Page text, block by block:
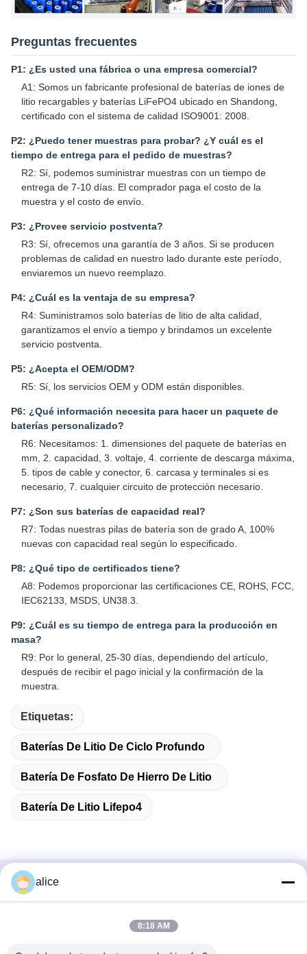
Preguntas frecuentes
P1: ¿Es usted una fábrica o una empresa comercial?
A1: Somos un fabricante profesional de baterías de iones de
litio recargables y baterías LiFePO4 ubicado en Shandong,
certificado con el sistema de calidad ISO9001: 2008.
P2: ¿Puedo tener muestras para probar? ¿Y cuál es el
tiempo de entrega para el pedido de muestras?
R2: Sí, podemos suministrar muestras con un tiempo de
entrega de 7-10 días. El comprador paga el costo de la
muestra y el costo de envío.
P3: ¿Provee servicio postventa?
R3: Sí, ofrecemos una garantía de 3 años. Si se producen
problemas de calidad en nuestro lado durante este período,
enviaremos un nuevo reemplazo.
P4: ¿Cuál es la ventaja de su empresa?
R4: Suministramos solo baterías de litio de alta calidad,
garantizamos el envío a tiempo y brindamos un excelente
servicio postventa.
P5: ¿Acepta el OEM/ODM?
R5: Sí, los servicios OEM y ODM están disponibles.
P6: ¿Qué información necesita para hacer un paquete de
baterías personalizado?
R6: Necesitamos: 1. dimensiones del paquete de baterías en
mm, 2. capacidad, 3. voltaje, 4. corriente de descarga máxima,
5. tipos de cable y conector, 6. carcasa y terminales si es
necesario, 7. cualquier circuito de protección necesario.
P7: ¿Son sus baterías de capacidad real?
R7: Todas nuestras pilas de batería son de grado A, 100%
nuevas con capacidad real según lo especificado.
P8: ¿Qué tipo de certificados tiene?
A8: Podemos proporcionar las certificaciones CE, ROHS, FCC,
IEC62133, MSDS, UN38.3.
P9: ¿Cuál es su tiempo de entrega para la producción en
masa?
R9: Por lo general, 25-30 días, dependiendo del artículo,
después de recibir el pago inicial y la confirmación de la
muestra.
Etiquetas:
Baterías De Litio De Ciclo Profundo
Batería De Fosfato De Hierro De Litio
Batería De Litio Lifepo4
Contacto Rápido
alice
8:18 AM